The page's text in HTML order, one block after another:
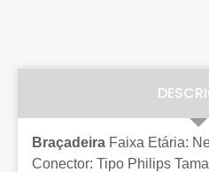
Braçadeira Faixa Etária:
Conector: Tipo Philips